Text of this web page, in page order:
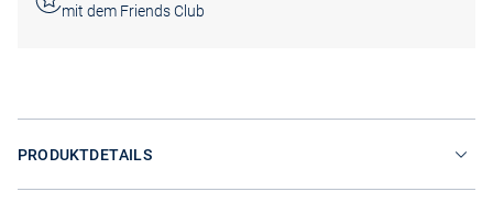
mit dem Friends Club
PRODUKTDETAILS